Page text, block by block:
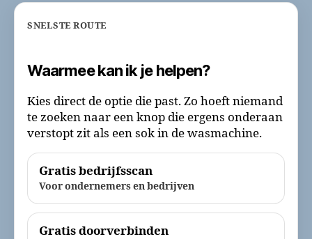
SNELSTE ROUTE
Waarmee kan ik je helpen?
Kies direct de optie die past. Zo hoeft niemand
te zoeken naar een knop die ergens onderaan
verstopt zit als een sok in de wasmachine.
Gratis bedrijfsscan
Voor ondernemers en bedrijven
Gratis doorverbinden